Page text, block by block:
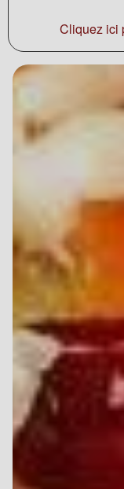
Cliquez ici